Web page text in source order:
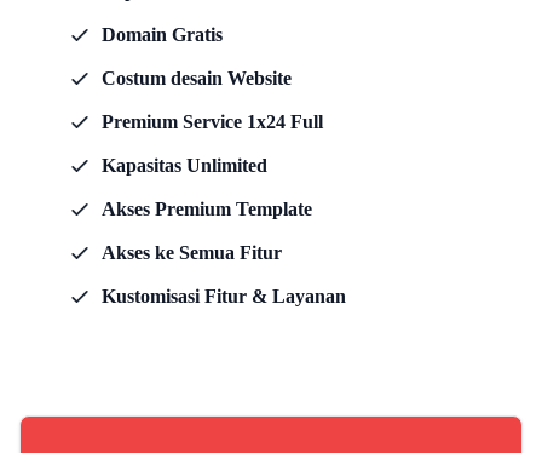
Domain Gratis
Costum desain Website
Premium Service 1x24 Full
Kapasitas Unlimited
Akses Premium Template
Akses ke Semua Fitur
Kustomisasi Fitur & Layanan